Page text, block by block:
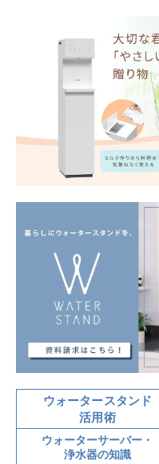
ウォータースタンド
活用術
ウォーターサーバー・
浄水器の知識